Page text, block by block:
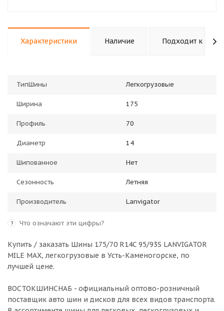
Характеристики Наличие Подходит к авто
ТипШины Легкогрузовые
Ширина 175
Профиль 70
Диаметр 14
Шипованное Нет
Сезонность Летняя
Производитель Lanvigator
? Что означают эти цифры?
Купить / заказать Шины 175/70 R14C 95/93S LANVIGATOR
MILE MAX, легкогрузовые в Усть-Каменогорске, по
лучшей цене.
ВОСТОКШИНСНАБ - официальный оптово-розничный
поставщик авто шин и дисков для всех видов транспорта.